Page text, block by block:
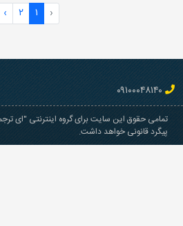
حقوق این سایت برای گروه اینترنتی "ای ترجمه"
قانونی خواهد داشت.